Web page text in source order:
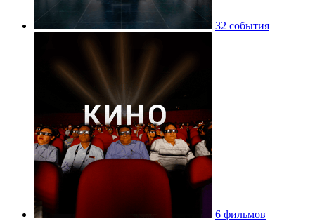
32 события
6 фильмов